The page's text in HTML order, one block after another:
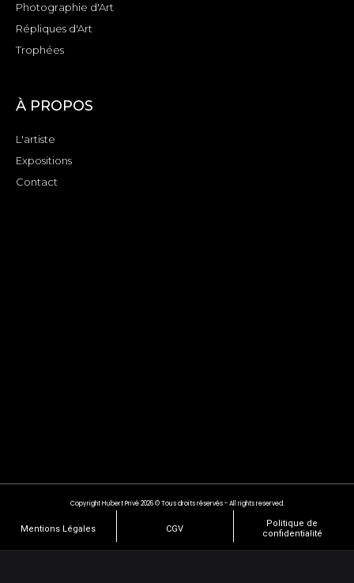
Photographie d'Art
Répliques d'Art
Trophées
À PROPOS
L'artiste
Expositions
Contact
Copyright Hubert Privé 2026 © Tous droits réservés - All rights reserved.
Mentions Légales CGV
Politique de
confidentialité